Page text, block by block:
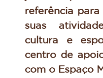
referência
suas
cultura e
centro de
com o Espaço